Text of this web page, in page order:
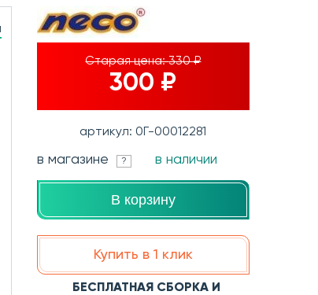
Старая цена:330 ₽
300 ₽
артикул: 0Г-00012281
в магазине ? в наличии
В корзину
Купить в 1 клик
БЕСПЛАТНАЯ СБОРКА И